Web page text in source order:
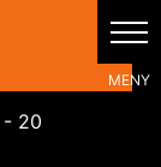
- 20